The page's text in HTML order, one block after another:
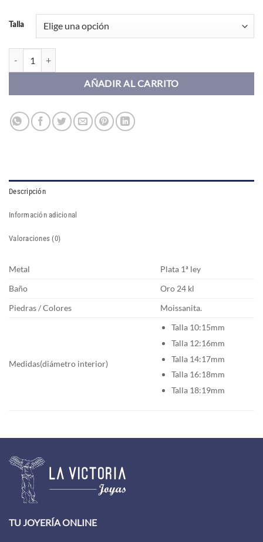
Talla
AÑADIR AL CARRITO
Descripción
Información adicional
Valoraciones (0)
Metal
Plata 1ª ley
Baño
Oro 24 kl
Piedras / Colores
Moissanita.
Medidas(diámetro interior)
Talla 10:15mm
Talla 12:16mm
Talla 14:17mm
Talla 16:18mm
Talla 18:19mm
TU JOYERÍA ONLINE